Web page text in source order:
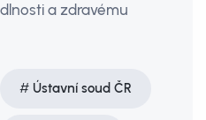
a zdravému
Ústavní soud ČR